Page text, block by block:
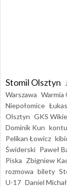
Stomil Olsztyn
Warszawa Warmia
Niepołomice
Olsztyn GKS
Dominik Kun
Pelikan Łowicz
Świderski Paweł
Piska Zbigniew
rozmowa bilety
U-17 Daniel